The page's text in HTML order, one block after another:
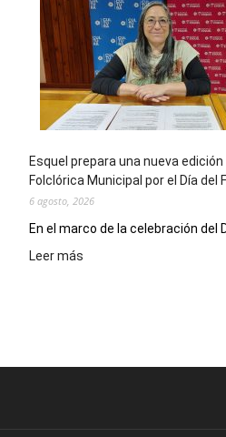
celebra
sus
90
años
con
un
Locales
Esquel prepara una nueva edición
Folclórica Municipal por el Día del
6 agosto, 2026
En el marco de la celebración del
Leer más
de